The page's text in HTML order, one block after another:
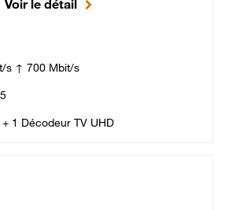
Voir le détail
s ↑ 700 Mbit/s
1 Décodeur TV UHD
Fibre